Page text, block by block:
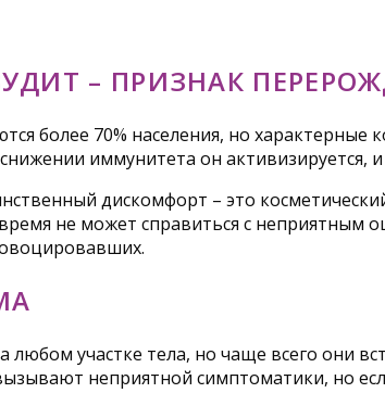
– ПРИЗНАК
более 70% населения, но
иммунитета он
дискомфорт – это
не может справиться с
любом участке тела, но чаще всего они
неприятной симптоматики, но